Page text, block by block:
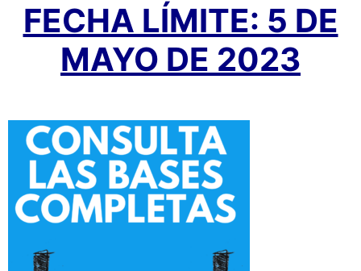
FECHA LÍMITE: 5 DE
MAYO DE 2023